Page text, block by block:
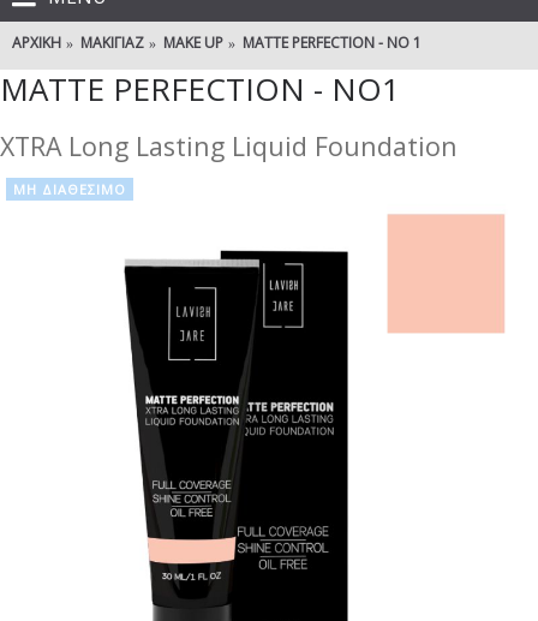
ΑΡΧΙΚΉ ΜΑΚΙΓΙΆΖ MAKE UP MATTE PERFECTION - NO 1
MATTE PERFECTION - NO1
XTRA Long Lasting Liquid Foundation
ΜΗ ΔΙΑΘΈΣΙΜΟ